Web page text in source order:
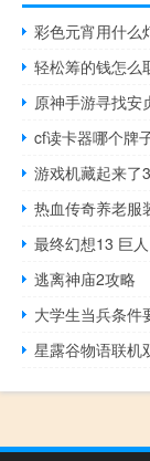
彩色元宵用什么
轻松筹的钱怎么
原神手游寻找安
cf读卡器哪个牌
游戏机藏起来了
热血传奇养老服
最终幻想13 巨人
逃离神庙2攻略
大学生当兵条件
星露谷物语联机